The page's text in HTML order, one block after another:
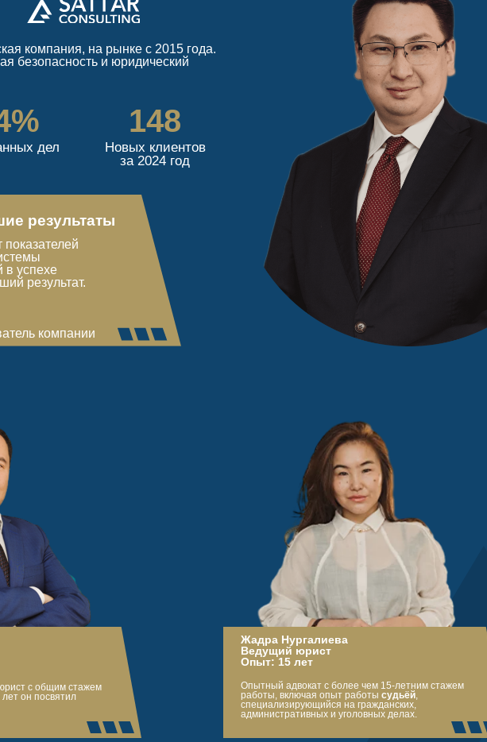
компания, на рынке с 2015 года.
безопасность и юридический
дел
148
Новых клиентов
за 2024 год
результаты
в успехе
результат.
компании
с общим стажем
он посвятил
Жадра Нургалиева
Ведущий юрист
Опыт: 15 лет
Опытный адвокат с более чем 15-летним стажем
работы, включая опыт работы судьёй,
специализирующийся на гражданских,
административных и уголовных делах.